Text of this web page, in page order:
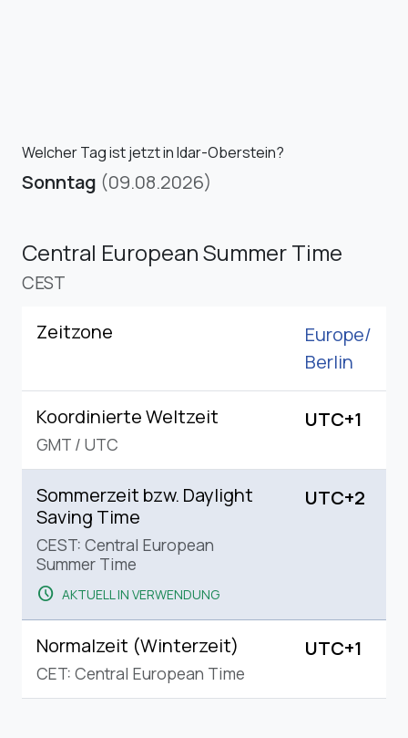
Welcher Tag ist jetzt in Idar-Oberstein?
Sonntag (09.08.2026)
Central European Summer Time
CEST
Zeitzone
Europe/
Berlin
Koordinierte Weltzeit
GMT / UTC
UTC+1
Sommerzeit bzw. Daylight
Saving Time
CEST: Central European
Summer Time
schedule AKTUELL IN VERWENDUNG
UTC+2
Normalzeit (Winterzeit)
CET: Central European Time
UTC+1